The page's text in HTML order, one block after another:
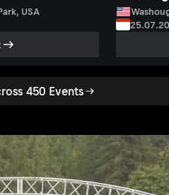
450 Events
USA